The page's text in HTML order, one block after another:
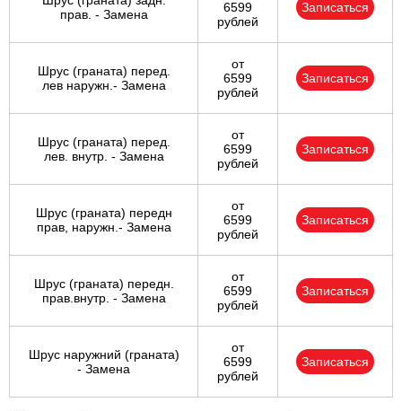
прав. - Замена
6599
рублей
Записаться
Шрус (граната) перед.
лев наружн.- Замена
от
6599
рублей
Записаться
Шрус (граната) перед.
лев. внутр. - Замена
от
6599
рублей
Записаться
Шрус (граната) передн
прав, наружн.- Замена
от
6599
рублей
Записаться
Шрус (граната) передн.
прав.внутр. - Замена
от
6599
рублей
Записаться
Шрус наружний (граната)
- Замена
от
6599
рублей
Записаться